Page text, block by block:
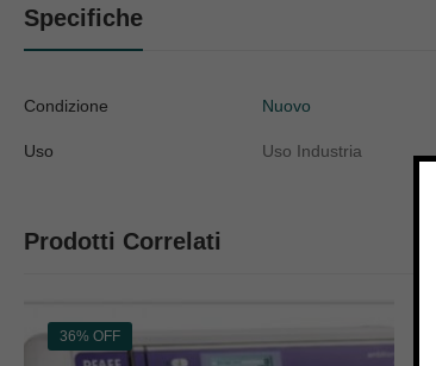
Specifiche
Condizione Nuovo
Uso Uso Industria
Prodotti Correlati
36% OFF